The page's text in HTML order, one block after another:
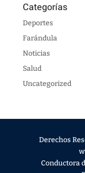
Categorías
Deportes
Farándula
Noticias
Salud
Uncategorized
Derechos
Conductora